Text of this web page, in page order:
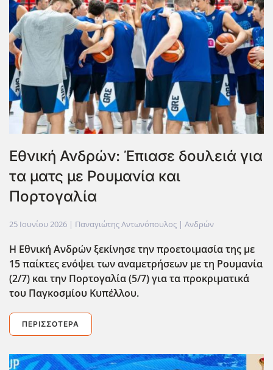
Εθνική Ανδρών: Έπιασε δουλειά για
τα ματς με Ρουμανία και
Πορτογαλία
25 Ιουνίου 2026 | Παναγιώτης Αντωνόπουλος | Ανδρών
Η Εθνική Ανδρών ξεκίνησε την προετοιμασία της με
15 παίκτες ενόψει των αναμετρήσεων με τη Ρουμανία
(2/7) και την Πορτογαλία (5/7) για τα προκριματικά
του Παγκοσμίου Κυπέλλου.
ΠΕΡΙΣΣΌΤΕΡΑ